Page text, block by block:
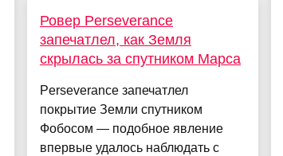
Ровер Perseverance
запечатлел, как Земля
скрылась за спутником Марса
Perseverance запечатлел
покрытие Земли спутником
Фобосом — подобное явление
впервые удалось наблюдать с